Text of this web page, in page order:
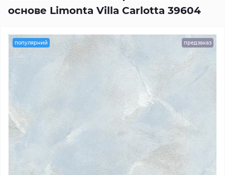
основе Limonta Villa Carlotta 39604
популярний предзаказ